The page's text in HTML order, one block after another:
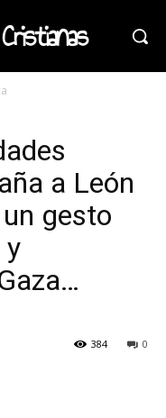
a León
gesto
y
0
384